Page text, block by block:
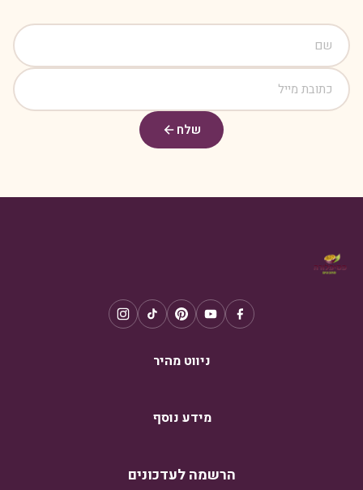
שלח
ניווט מהיר
מידע נוסף
הרשמה לעדכונים